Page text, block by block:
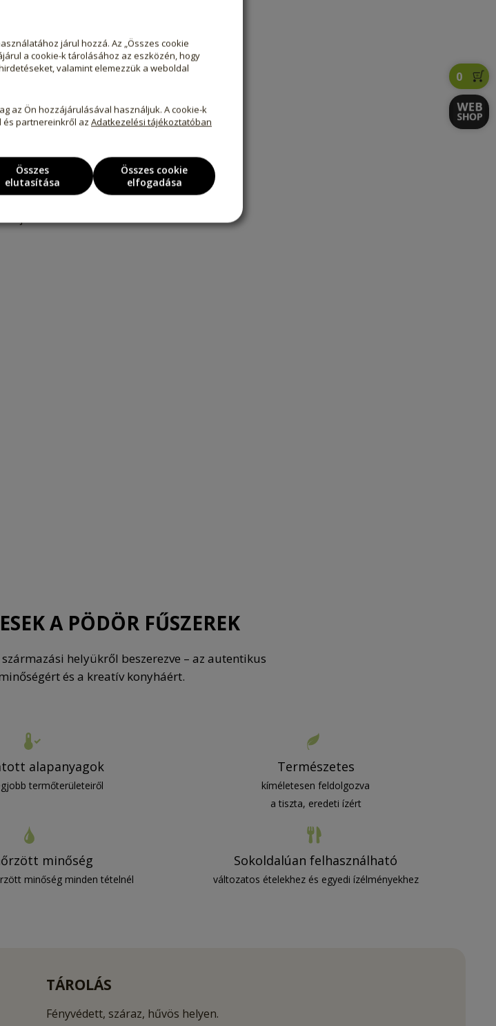
A PÖDÖR FŰSZEREK
helyükről beszerezve – az autentikus
és a kreatív konyháért.
alapanyagok
termőterületeiről
Természetes
kíméletesen feldolgozva
a tiszta, eredeti ízért
minőség
minőség minden tételnél
Sokoldalúan felhasználható
változatos ételekhez és egyedi ízélményekhez
TÁROLÁS
Fényvédett, száraz, hűvös helyen.
0
járul hozzá. Az „Összes cookie
a cookie-k tárolásához az eszközén, hogy
valamint elemezzük a weboldal
az Ön hozzájárulásával használjuk. A cookie-k
és partnereinkről az Adatkezelési tájékoztatóban
Összes
elutasítása
Összes cookie
elfogadása